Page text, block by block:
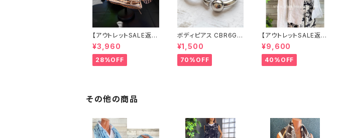
【アウトレットSALE返品
交換不可8/20まで】つ
ば広サマーハット・通気
性・軽量 ワイヤー入り
ハット ボーダー＆BIGリ
¥3,960
28%OFF
ボディピアス CBR6G
両耳2個セット 1ボール
ネジ式 簡単脱着 サー
ジカルステンレス NY直
輸入
¥1,500
70%OFF
【アウトレットSALE返品
交換不可8/20まで】イ
タリア製サマージャケッ
ト｜Made in ITALY｜
リネン麻 飾りエリ ジャ
¥9,600
40%OFF
その他の商品